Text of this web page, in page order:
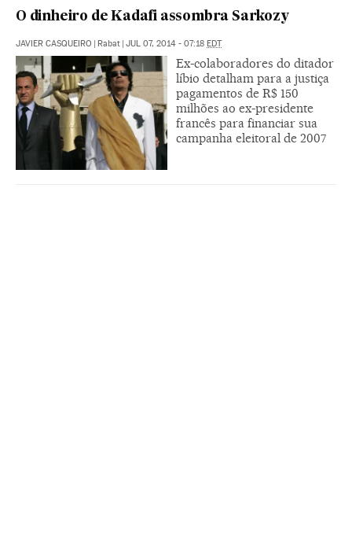
O dinheiro de Kadafi assombra Sarkozy
JAVIER CASQUEIRO | Rabat | JUL 07, 2014 - 07:18 EDT
Ex-colaboradores do ditador
líbio detalham para a justiça
pagamentos de R$ 150
milhões ao ex-presidente
francês para financiar sua
campanha eleitoral de 2007